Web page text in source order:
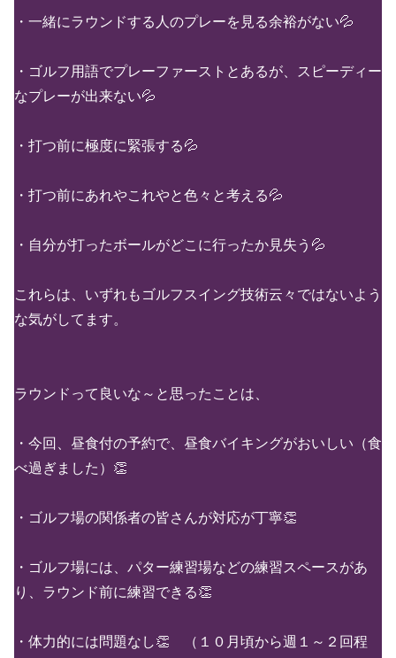
・一緒にラウンドする人のプレーを見る余裕がない💦
・ゴルフ用語でプレーファーストとあるが、スピーディー
なプレーが出来ない💦
・打つ前に極度に緊張する💦
・打つ前にあれやこれやと色々と考える💦
・自分が打ったボールがどこに行ったか見失う💦
これらは、いずれもゴルフスイング技術云々ではないよう
な気がしてます。
ラウンドって良いな～と思ったことは、
・今回、昼食付の予約で、昼食バイキングがおいしい（食
べ過ぎました）👏
・ゴルフ場の関係者の皆さんが対応が丁寧👏
・ゴルフ場には、パター練習場などの練習スペースがあ
り、ラウンド前に練習できる👏
・体力的には問題なし👏 （１０月頃から週１～２回程